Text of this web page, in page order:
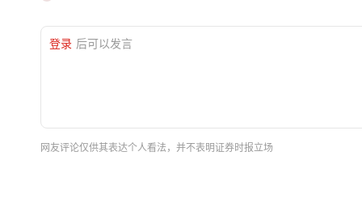
登录 后可以发言
网友评论仅供其表达个人看法，并不表明证券时报立场